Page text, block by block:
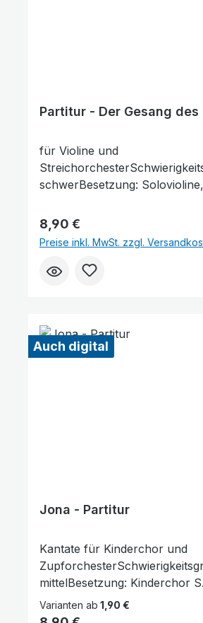
Partitur - Der Gesang des
für Violine und
schwerBesetzung:
Partitur und Stimmenauszüge,
Stimmenauszüge dürfen als
verwendet werden. Die
7 Werktage, da dieser Artikel
Regulärer Preis:
8,90 €
Preise inkl. MwSt. zzgl.
Auch digital
Jona - Partitur
Kantate für Kinderchor und
mittelBesetzung: Kinderchor
Oboe / Triangel / Glockenspiel
1+2 / Mandola /
Varianten ab 1,90 €